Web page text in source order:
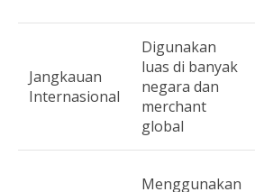
Jangkauan
Internasional
Digunakan
luas di banyak
negara dan
merchant
global
Menggunakan